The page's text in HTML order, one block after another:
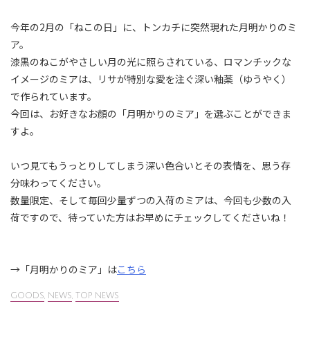
今年の2月の「ねこの日」に、トンカチに突然現れた月明かりのミ
ア。
漆黒のねこがやさしい月の光に照らされている、ロマンチックな
イメージのミアは、リサが特別な愛を注ぐ深い釉薬（ゆうやく）
で作られています。
今回は、お好きなお顔の「月明かりのミア」を選ぶことができま
すよ。
いつ見てもうっとりしてしまう深い色合いとその表情を、思う存
分味わってください。
数量限定、そして毎回少量ずつの入荷のミアは、今回も少数の入
荷ですので、待っていた方はお早めにチェックしてくださいね！
→「月明かりのミア」はこちら
GOODS NEWS TOP NEWS